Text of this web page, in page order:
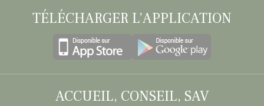
TÉLÉCHARGER L’APPLICATION
ACCUEIL, CONSEIL, SAV